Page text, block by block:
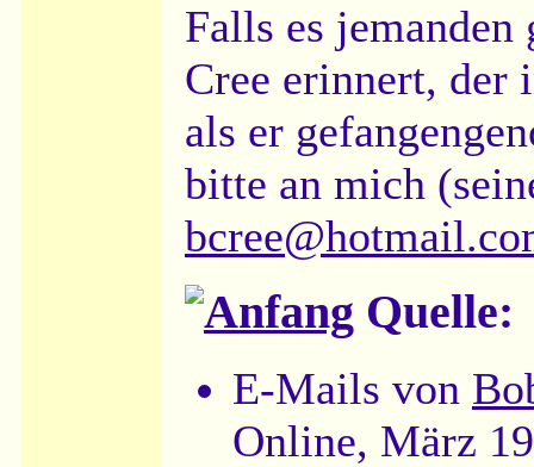
Falls es
Cree erinnert, der
als er
bitte an mich
Quelle:
E-Mails von
Online, März